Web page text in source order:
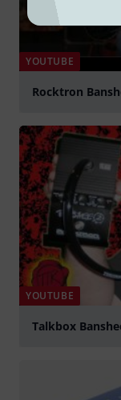
YOUTUBE
Rocktron
YOUTUBE
Talkbox